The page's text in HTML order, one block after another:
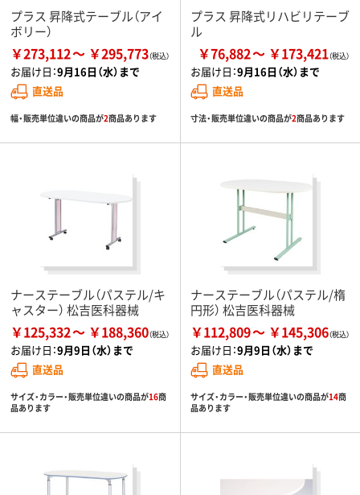
プラス 昇降式テーブル（アイ
ボリー）
￥273,112 ￥295,773
お届け日：9月16日（水）まで
直送品
幅・販売単位違いの商品が2商品あります
プラス 昇降式リハビリテーブ
ル
￥76,882 ￥173,421
お届け日：9月16日（水）まで
直送品
寸法・販売単位違いの商品が2商品あります
ナーステーブル（パステル/キ
ャスター） 松吉医科器械
￥125,332 ￥188,360
お届け日：9月9日（水）まで
直送品
サイズ・カラー・販売単位違いの商品が16商
品あります
ナーステーブル（パステル/楕
円形） 松吉医科器械
￥112,809 ￥145,306
お届け日：9月9日（水）まで
直送品
サイズ・カラー・販売単位違いの商品が14商
品あります